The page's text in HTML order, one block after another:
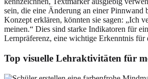
sein, die eine Änderung an einer Pinnwand
Konzept erklären, könnten sie sagen: „Ich
meinen.“ Dies sind starke Indikatoren für
Lernpräferenz, eine wichtige Erkenntnis für
Top visuelle Lehraktivitäten für